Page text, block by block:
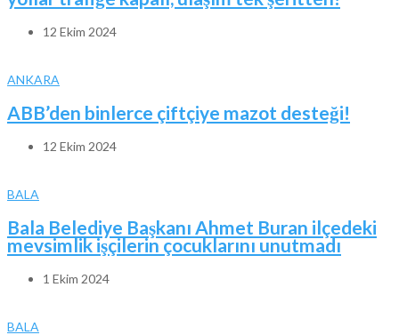
12 Ekim 2024
ANKARA
ABB’den binlerce çiftçiye mazot desteği!
12 Ekim 2024
BALA
Bala Belediye Başkanı Ahmet Buran ilçedeki
mevsimlik işçilerin çocuklarını unutmadı
1 Ekim 2024
BALA